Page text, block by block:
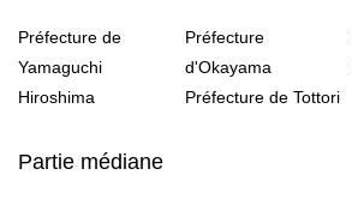
Préfecture de
Yamaguchi
Préfecture
d'Okayama
Hiroshima
Préfecture de Tottori
Partie médiane